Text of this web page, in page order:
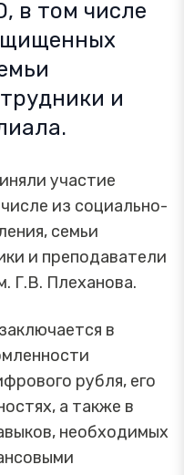
в том числе
и
участие
из социально-
семьи
и преподаватели
Г.В. Плеханова.
в
рубля, его
а также в
необходимых